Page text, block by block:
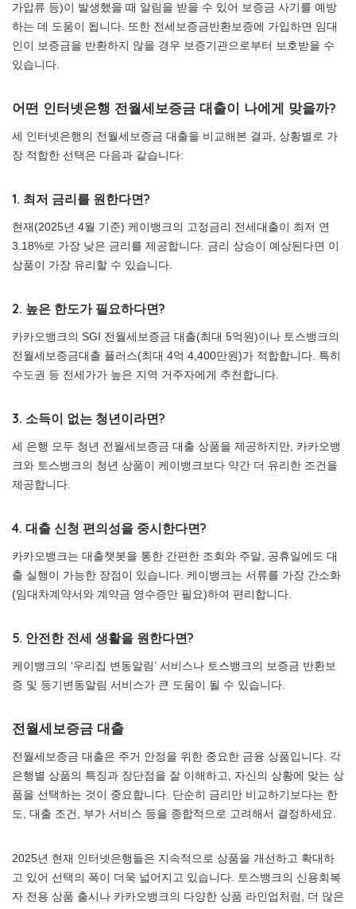
가압류 등)이 발생했을 때 알림을 받을 수 있어 보증금 사기를 예방
하는 데 도움이 됩니다. 또한 전세보증금반환보증에 가입하면 임대
인이 보증금을 반환하지 않을 경우 보증기관으로부터 보호받을 수
있습니다.
어떤 인터넷은행 전월세보증금 대출이 나에게 맞을까?
세 인터넷은행의 전월세보증금 대출을 비교해본 결과, 상황별로 가
장 적합한 선택은 다음과 같습니다:
1. 최저 금리를 원한다면?
현재(2025년 4월 기준) 케이뱅크의 고정금리 전세대출이 최저 연
3.18%로 가장 낮은 금리를 제공합니다. 금리 상승이 예상된다면 이
상품이 가장 유리할 수 있습니다.
2. 높은 한도가 필요하다면?
카카오뱅크의 SGI 전월세보증금 대출(최대 5억원)이나 토스뱅크의
전월세보증금대출 플러스(최대 4억 4,400만원)가 적합합니다. 특히
수도권 등 전세가가 높은 지역 거주자에게 추천합니다.
3. 소득이 없는 청년이라면?
세 은행 모두 청년 전월세보증금 대출 상품을 제공하지만, 카카오뱅
크와 토스뱅크의 청년 상품이 케이뱅크보다 약간 더 유리한 조건을
제공합니다.
4. 대출 신청 편의성을 중시한다면?
카카오뱅크는 대출챗봇을 통한 간편한 조회와 주말, 공휴일에도 대
출 실행이 가능한 장점이 있습니다. 케이뱅크는 서류를 가장 간소화
(임대차계약서와 계약금 영수증만 필요)하여 편리합니다.
5. 안전한 전세 생활을 원한다면?
케이뱅크의 ‘우리집 변동알림’ 서비스나 토스뱅크의 보증금 반환보
증 및 등기변동알림 서비스가 큰 도움이 될 수 있습니다.
전월세보증금 대출
전월세보증금 대출은 주거 안정을 위한 중요한 금융 상품입니다. 각
은행별 상품의 특징과 장단점을 잘 이해하고, 자신의 상황에 맞는 상
품을 선택하는 것이 중요합니다. 단순히 금리만 비교하기보다는 한
도, 대출 조건, 부가 서비스 등을 종합적으로 고려해서 결정하세요.
2025년 현재 인터넷은행들은 지속적으로 상품을 개선하고 확대하
고 있어 선택의 폭이 더욱 넓어지고 있습니다. 토스뱅크의 신용회복
자 전용 상품 출시나 카카오뱅크의 다양한 상품 라인업처럼, 더 많은